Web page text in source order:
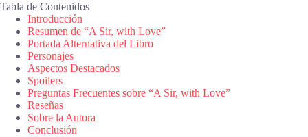
Tabla de Contenidos
Introducción
Resumen de “A Sir, with Love”
Portada Alternativa del Libro
Personajes
Aspectos Destacados
Spoilers
Preguntas Frecuentes sobre “A Sir, with Love”
Reseñas
Sobre la Autora
Conclusión